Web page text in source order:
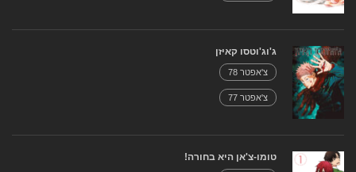
ג'וג'וטסו קאיזן
צ'אפטר 78
צ'אפטר 77
טומו-צ'אן היא בחורה!